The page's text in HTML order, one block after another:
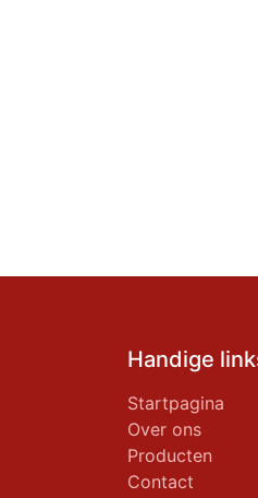
Handige
Startpagina
Over ons
Producten
Contact